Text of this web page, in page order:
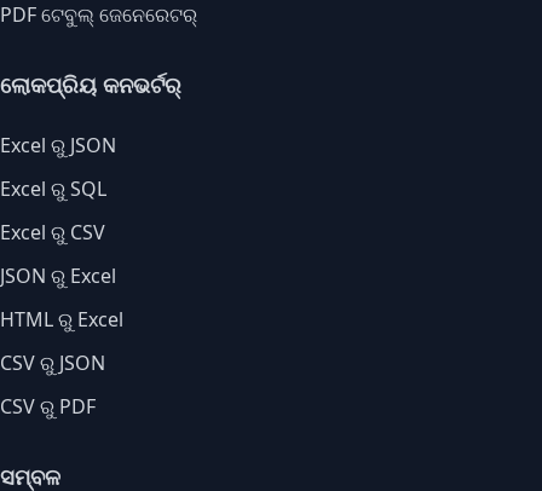
PDF ଟେବୁଲ୍ ଜେନେରେଟର୍
ଲୋକପ୍ରିୟ କନଭର୍ଟର୍
Excel ରୁ JSON
Excel ରୁ SQL
Excel ରୁ CSV
JSON ରୁ Excel
HTML ରୁ Excel
CSV ରୁ JSON
CSV ରୁ PDF
ସମ୍ବଳ